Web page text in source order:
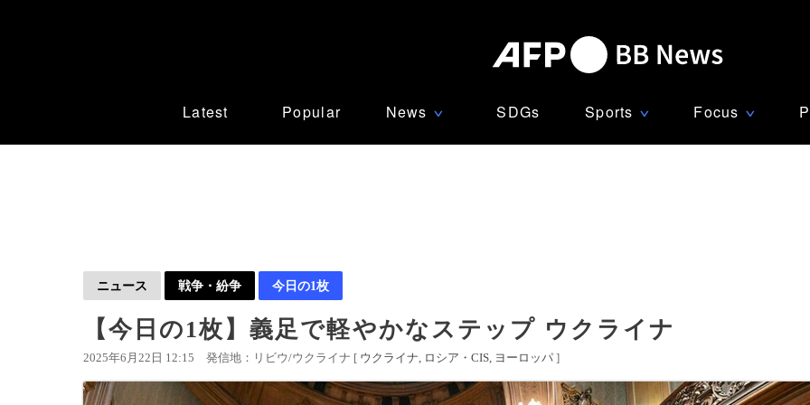
Latest Popular News ∨ SDGs Sports ∨ Focus ∨
ニュース 戦争・紛争 今日の1枚
【今日の1枚】義足で軽やかなステップ ウクライナ
2025年6月22日 12:15 発信地：リビウ/ウクライナ [ ウクライナ ロシア・CIS ヨーロッパ ]